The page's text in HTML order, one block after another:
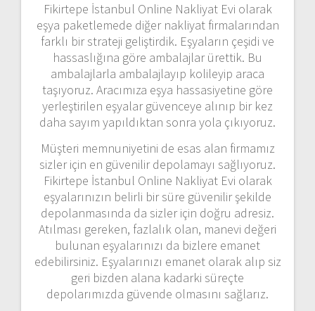
Fikirtepe İstanbul Online Nakliyat Evi olarak
eşya paketlemede diğer nakliyat firmalarından
farklı bir strateji geliştirdik. Eşyaların çeşidi ve
hassaslığına göre ambalajlar ürettik. Bu
ambalajlarla ambalajlayıp kolileyip araca
taşıyoruz. Aracımıza eşya hassasiyetine göre
yerleştirilen eşyalar güvenceye alınıp bir kez
daha sayım yapıldıktan sonra yola çıkıyoruz.
Müşteri memnuniyetini de esas alan firmamız
sizler için en güvenilir depolamayı sağlıyoruz.
Fikirtepe İstanbul Online Nakliyat Evi olarak
eşyalarınızın belirli bir süre güvenilir şekilde
depolanmasında da sizler için doğru adresiz.
Atılması gereken, fazlalık olan, manevi değeri
bulunan eşyalarınızı da bizlere emanet
edebilirsiniz. Eşyalarınızı emanet olarak alıp siz
geri bizden alana kadarki süreçte
depolarımızda güvende olmasını sağlarız.